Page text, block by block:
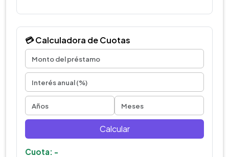
💳 Calculadora de Cuotas
Calcular
Cuota: -